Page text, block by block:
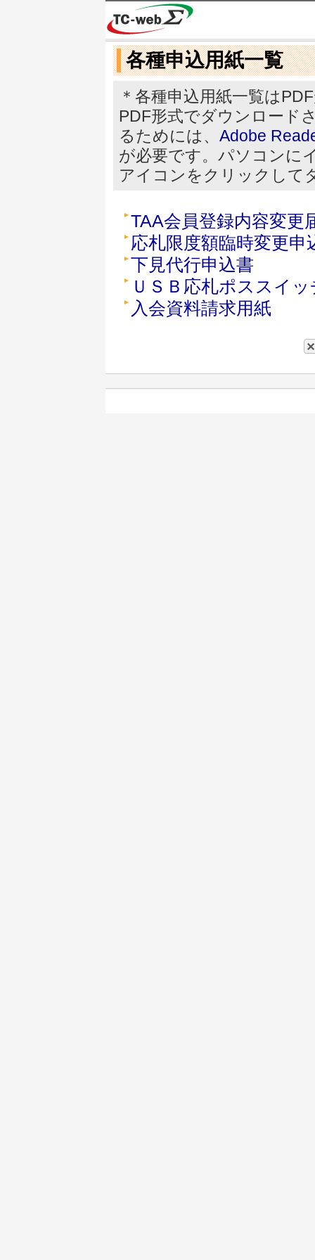
各種申込用紙一覧
＊各種申込用紙一覧は
PDF形式でダウンロード
るためには、 Adobe
が必要です。パソコンに
アイコンをクリックして
TAA会員登録内容変更
応札限度額臨時変更申
下見代行申込書
ＵＳＢ応札ポススイ
入会資料請求用紙